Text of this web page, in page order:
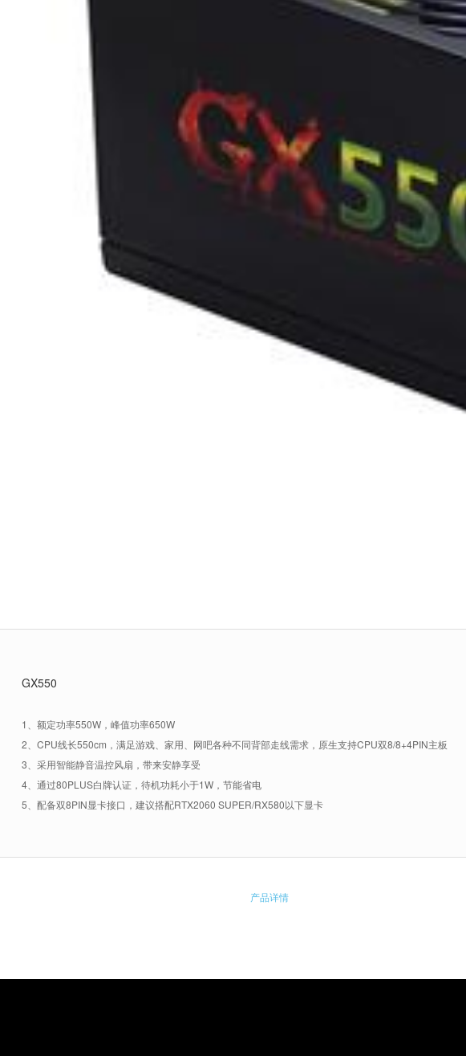
GX550
1、额定功率550W，峰值功率650W
2、CPU线长550cm，满足游戏、家用、网吧各种不同背部走线需求，原生支持CPU双8/8+4PIN主板
3、采用智能静音温控风扇，带来安静享受
4、通过80PLUS白牌认证，待机功耗小于1W，节能省电
5、配备双8PIN显卡接口，建议搭配RTX2060 SUPER/RX580以下显卡
产品详情